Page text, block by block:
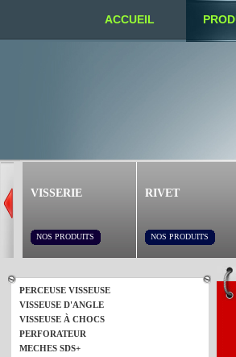
ACCUEIL
VISSERIE
NOS PRODUITS
RIVET
NOS PRODUITS
PERCEUSE VISSEUSE
VISSEUSE D'ANGLE
VISSEUSE À CHOCS
PERFORATEUR
MECHES SDS+